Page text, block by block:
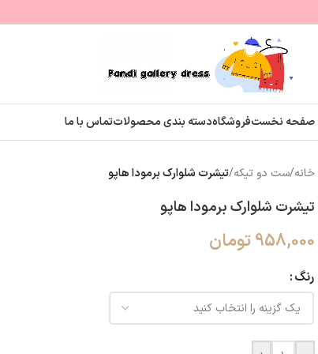
صفحه نخستفروشگاهدسته بندی محصولاتتماس با ما
خانه/ست دو تیکه/تیشرت شلوارک برمودا هاپو
تیشرت شلوارک برمودا هاپو
958,000تومان
رنگ